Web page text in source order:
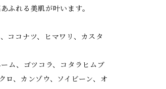
ふれる美肌が叶います。
ココナツ、ヒマワリ、カスタ
ム、ゴツコラ、コタラヒムブ
ロ、カンゾウ、ソイビーン、オ